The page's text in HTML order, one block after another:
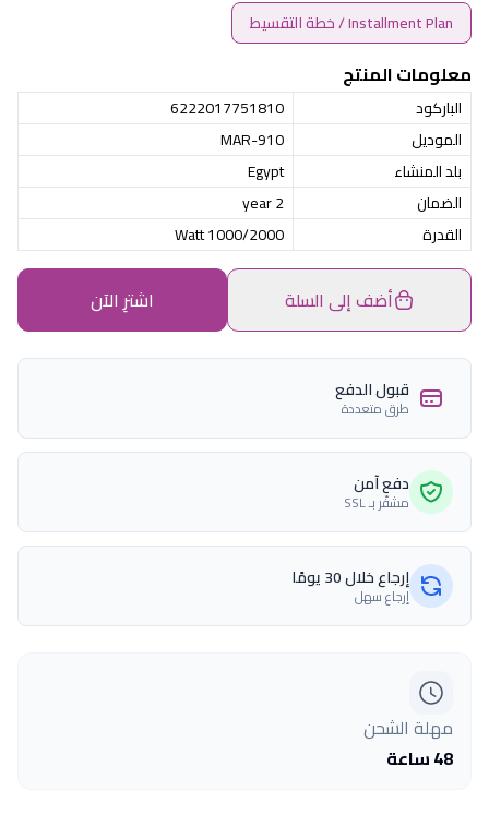
Installment Plan / خطة التقسيط
معلومات المنتج
الباركود
6222017751810
الموديل
MAR-910
بلد المنشاء
Egypt
الضمان
2 year
القدرة
1000/2000 Watt
أضف إلى السلة اشترِ الآن
قبول الدفع
طرق متعددة
دفع آمن
مشفّر بـ SSL
إرجاع خلال 30 يومًا
إرجاع سهل
مهلة الشحن
48 ساعة